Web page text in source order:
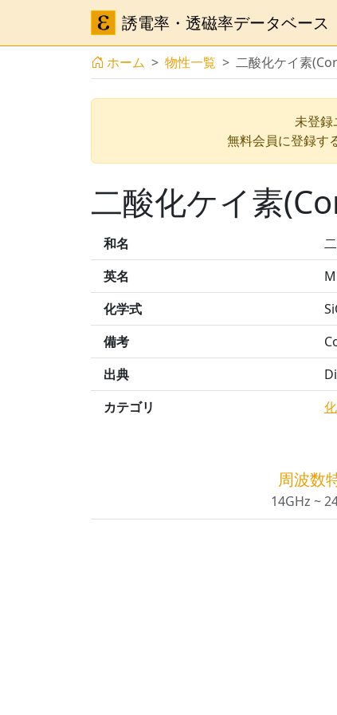
誘電率・透磁率データベース
ホーム 物性一覧 二酸化ケイ素
未登
無料会員に登録す
二酸化ケイ素
和名
英名
化学式
備考
出典
カテゴリ
周波数
14GHz ~